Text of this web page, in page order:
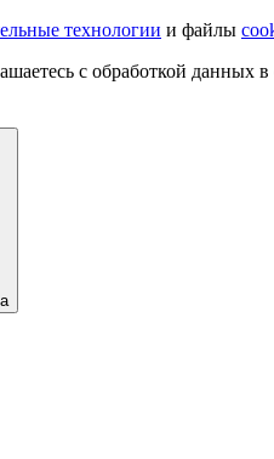
технологии и файлы
с обработкой данных в